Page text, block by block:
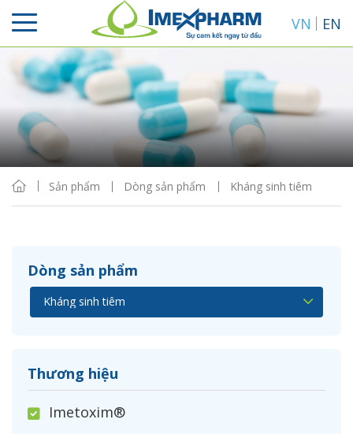
VN EN
Sản phẩm Dòng sản phẩm Kháng sinh tiêm
Dòng sản phẩm
Thương hiệu
Imetoxim®
Sắp xếp
Hiển thị